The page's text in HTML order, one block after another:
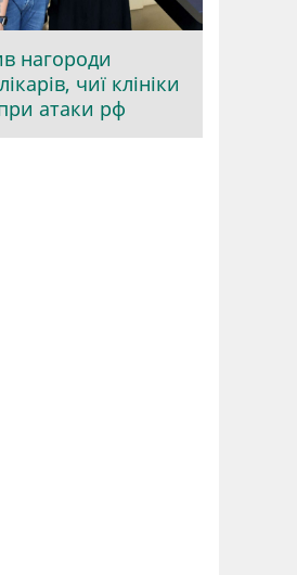
нагороди
чиї клініки
атаки рф